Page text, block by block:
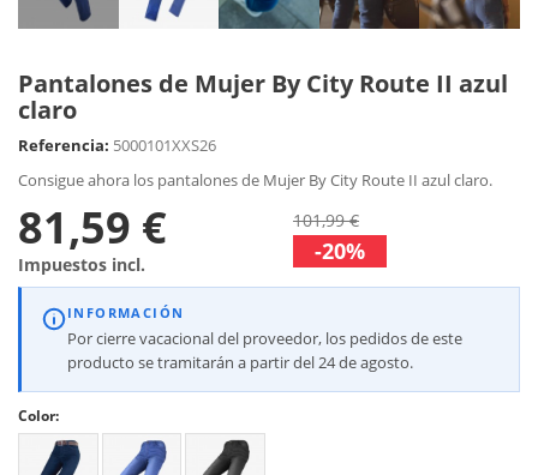
Pantalones de Mujer By City Route II azul
claro
Referencia: 5000101XXS26
Consigue ahora los pantalones de Mujer By City Route II azul claro.
81,59 €
Impuestos incl.
101,99 €
-20%
INFORMACIÓN
Por cierre vacacional del proveedor, los pedidos de este
producto se tramitarán a partir del 24 de agosto.
Color: